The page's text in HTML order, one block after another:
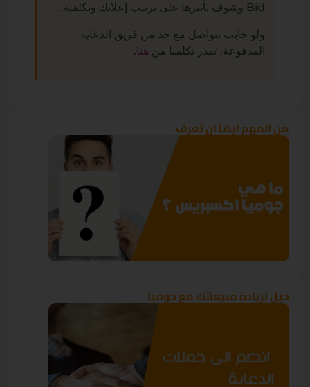
Bid وشوف تأثيرها على ترتيب إعلانك وتكلفته.
ولو حابب تتواصل مع حد من فريق الدعاية
المدفوعة، تقدر تكلمنا من هنا.
من المهم ايضا ان تعرف
حيل لزيادة مبيعاتك مع جوميا